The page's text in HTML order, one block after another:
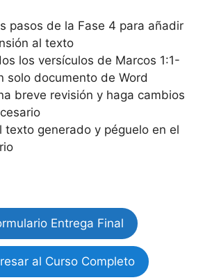
pasos de la Fase 4 para añadir
al texto
los versículos de Marcos 1:1-
solo documento de Word
breve revisión y haga cambios
texto generado y péguelo en el
Entrega Final
al Curso Completo